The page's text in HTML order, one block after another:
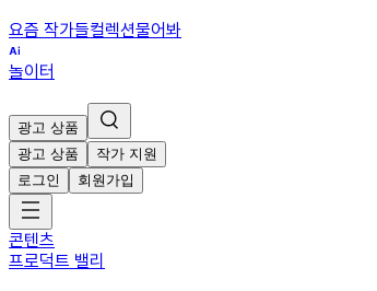
요즘 작가들컬렉션물어봐
놀이터
광고 상품
광고 상품
작가 지원
로그인
회원가입
콘텐츠
프로덕트 밸리